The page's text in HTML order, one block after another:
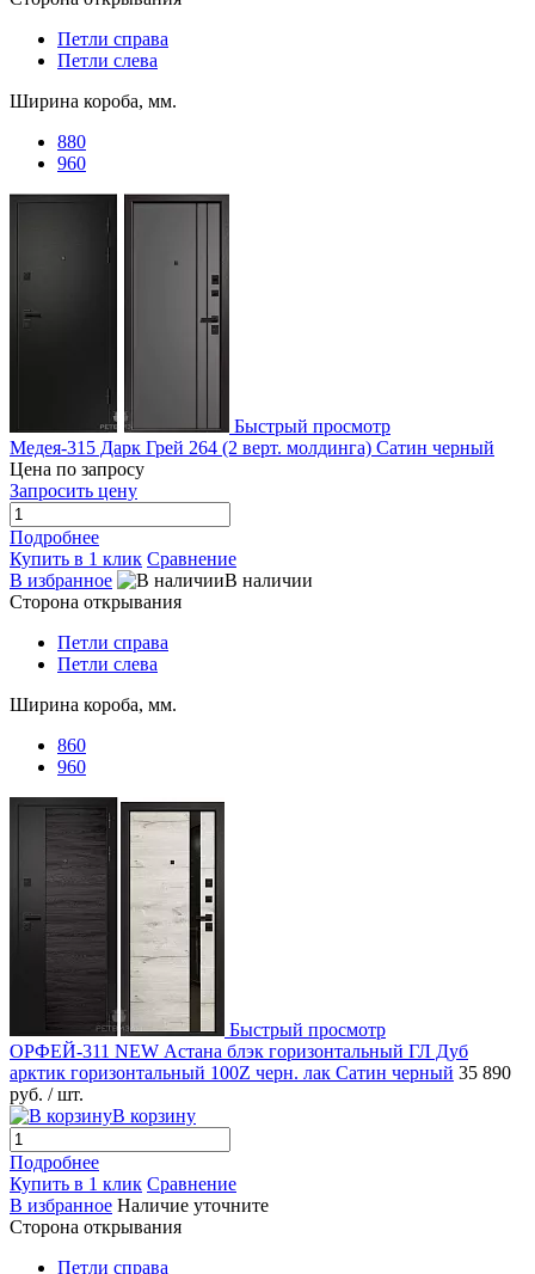
Петли справа
Петли слева
Ширина короба, мм.
880
960
Быстрый просмотр
Медея-315 Дарк Грей 264 (2 верт. молдинга) Сатин черный
Цена по запросу
Запросить цену
Подробнее
Купить в 1 клик Сравнение
В избранное
В наличии
Сторона открывания
Петли справа
Петли слева
Ширина короба, мм.
860
960
Быстрый просмотр
ОРФЕЙ-311 NEW Астана блэк горизонтальный ГЛ Дуб
арктик горизонтальный 100Z черн. лак Сатин черный 35 890
руб. / шт.
В корзину
Подробнее
Купить в 1 клик Сравнение
В избранное Наличие уточните
Сторона открывания
Петли справа